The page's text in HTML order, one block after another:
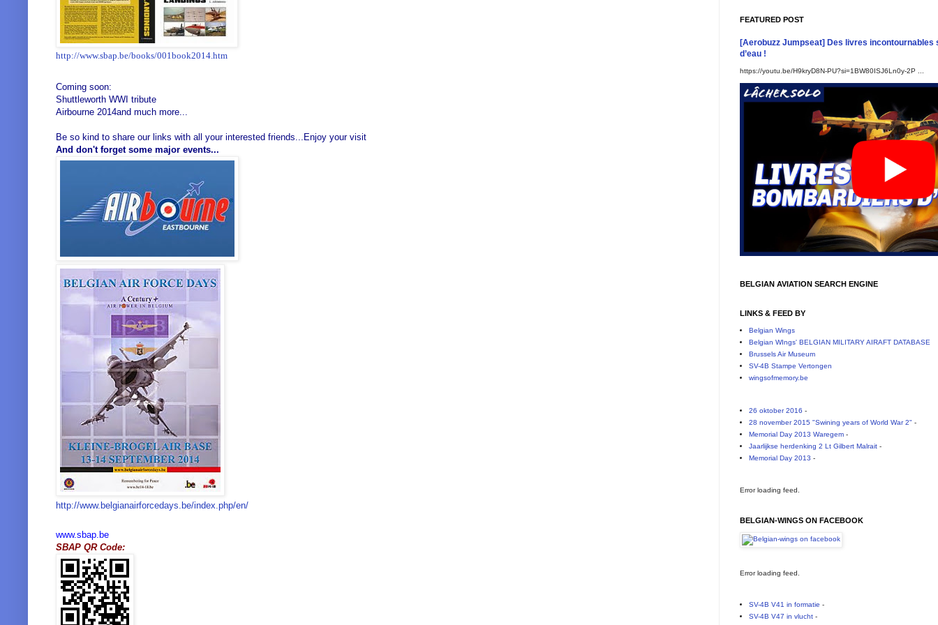
http://www.sbap.be/books/001book2014.htm
Coming soon:
Shuttleworth WWI tribute
Airbourne 2014and much more...
Be so kind to share our links with all your interested friends...Enjoy your visit
And don't forget some major events...
http://www.belgianairforcedays.be/index.php/en/
www.sbap.be
SBAP QR Code:
FEATURED POST
[Aerobuzz Jumpseat] Des livres incontournables
d’eau !
https://youtu.be/H9kryD8N-PU?si=1BW80ISJ6Ln0y-2P ...
BELGIAN AVIATION SEARCH ENGINE
LINKS & FEED BY
Belgian Wings
Belgian WIngs' BELGIAN MILITARY AIRAFT DATABASE
Brussels Air Museum
SV-4B Stampe Vertongen
wingsofmemory.be
26 oktober 2016 -
28 november 2015 "Swining years of World War 2" -
Memorial Day 2013 Waregem-
Jaarlijkse herdenking 2 Lt Gilbert Malrait-
Memorial Day 2013 -
Error loading feed.
BELGIAN-WINGS ON FACEBOOK
Error loading feed.
SV-4B V41 in formatie -
SV-4B V47 in vlucht-